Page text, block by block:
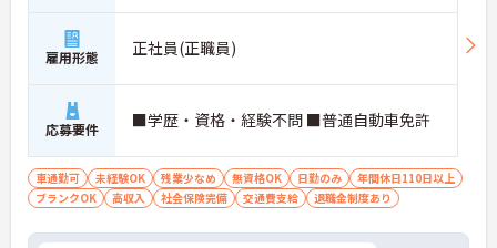
雇用形態 正社員(正職員)
応募要件 ■学歴・資格・経験不問 ■普通自動車免許
車通勤可 未経験OK 残業少なめ 無資格OK 日勤のみ
年間休日110日以上
ブランクOK
高収入 社会保険完備 交通費支給 退職金制度あり